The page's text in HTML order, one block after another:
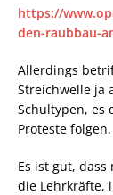
https://
den-raubbau-
Allerdings
Streichwelle ja
Schultypen, es
Proteste folgen.
Es ist gut,
die Lehrkräfte,